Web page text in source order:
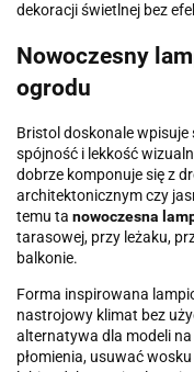
dekoracji świetlnej bez
Nowoczesny
ogrodu
Bristol doskonale wpisuje
spójność i lekkość
dobrze komponuje się z
architektonicznym czy
temu ta nowoczesna
tarasowej, przy leżaku,
balkonie.
Forma inspirowana
nastrojowy klimat bez
alternatywa dla modeli
płomienia, usuwać